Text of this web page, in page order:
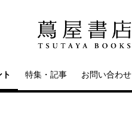
ト 特集・記事 お問い合わせ